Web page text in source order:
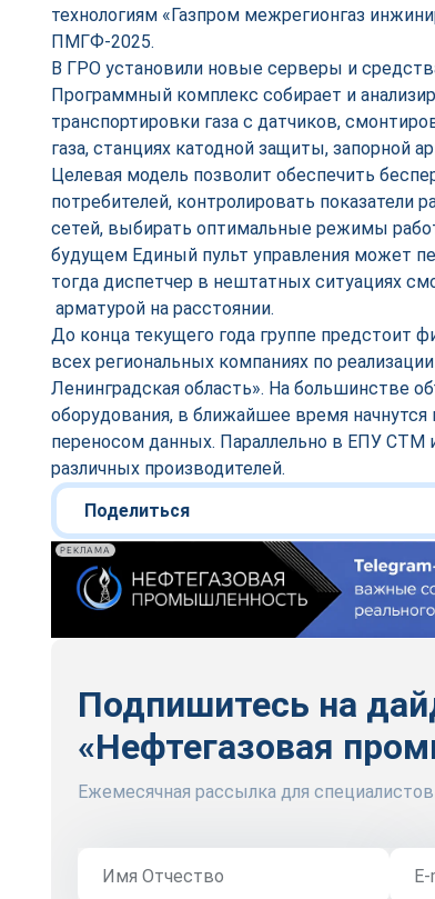
технологиям «Газпром межрегионгаз
ПМГФ-2025.
В ГРО установили новые серверы и
Программный комплекс собирает и
транспортировки газа с датчиков,
газа, станциях катодной защиты, запорной
Целевая модель позволит обеспечить
потребителей, контролировать показатели
сетей, выбирать оптимальные режимы
будущем Единый пульт управления может
тогда диспетчер в нештатных ситуациях
арматурой на расстоянии.
До конца текущего года группе предстоит
всех региональных компаниях по
Ленинградская область». На большинстве
оборудования, в ближайшее время
переносом данных. Параллельно в ЕПУ СТМ
различных производителей.
Поделиться
РЕКЛАМА
Подпишитесь на
«Нефтегазовая
Ежемесячная рассылка для